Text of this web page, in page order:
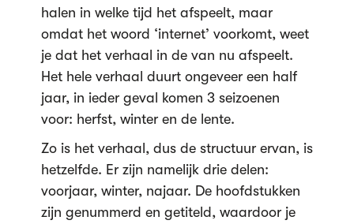
halen in welke tijd het afspeelt, maar
omdat het woord ‘internet’ voorkomt, weet
je dat het verhaal in de van nu afspeelt.
Het hele verhaal duurt ongeveer een half
jaar, in ieder geval komen 3 seizoenen
voor: herfst, winter en de lente.
Zo is het verhaal, dus de structuur ervan, is
hetzelfde. Er zijn namelijk drie delen:
voorjaar, winter, najaar. De hoofdstukken
zijn genummerd en getiteld, waardoor je